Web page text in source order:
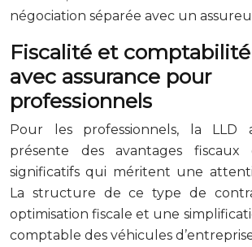
négociation séparée avec un
Fiscalité et
avec assurance pour
professionnels
Pour les professionnels, la LLD
présente des avantages fiscaux
significatifs qui méritent une
La structure de ce type de
optimisation fiscale et une
comptable des véhicules